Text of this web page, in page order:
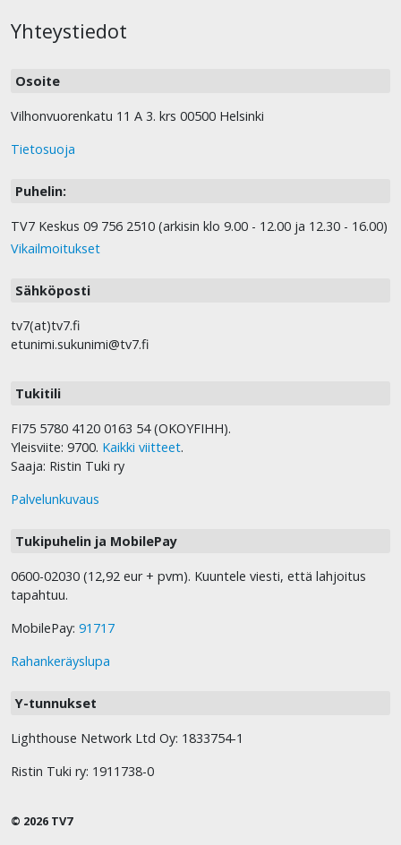
Yhteystiedot
Osoite
Vilhonvuorenkatu 11 A 3. krs 00500 Helsinki
Tietosuoja
Puhelin:
TV7 Keskus 09 756 2510 (arkisin klo 9.00 - 12.00 ja 12.30 - 16.00)
Vikailmoitukset
Sähköposti
tv7(at)tv7.fi
etunimi.sukunimi@tv7.fi
Tukitili
FI75 5780 4120 0163 54 (OKOYFIHH).
Yleisviite: 9700. Kaikki viitteet.
Saaja: Ristin Tuki ry
Palvelunkuvaus
Tukipuhelin ja MobilePay
0600-02030 (12,92 eur + pvm). Kuuntele viesti, että lahjoitus
tapahtuu.
MobilePay: 91717
Rahankeräyslupa
Y-tunnukset
Lighthouse Network Ltd Oy: 1833754-1
Ristin Tuki ry: 1911738-0
© 2026 TV7